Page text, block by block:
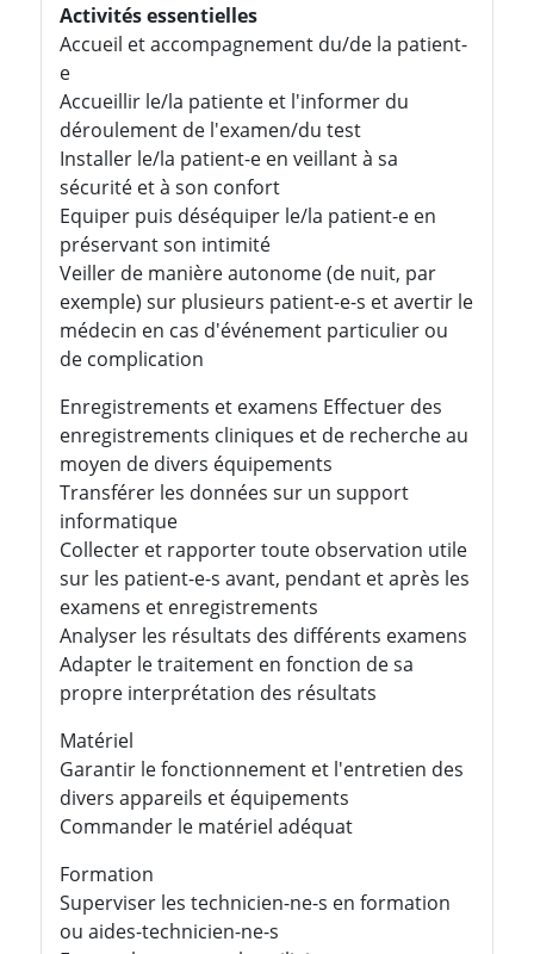
Activités essentielles
Accueil et accompagnement du/de la patient-
e
Accueillir le/la patiente et l'informer du
déroulement de l'examen/du test
Installer le/la patient-e en veillant à sa
sécurité et à son confort
Equiper puis déséquiper le/la patient-e en
préservant son intimité
Veiller de manière autonome (de nuit, par
exemple) sur plusieurs patient-e-s et avertir le
médecin en cas d'événement particulier ou
de complication
Enregistrements et examens Effectuer des
enregistrements cliniques et de recherche au
moyen de divers équipements
Transférer les données sur un support
informatique
Collecter et rapporter toute observation utile
sur les patient-e-s avant, pendant et après les
examens et enregistrements
Analyser les résultats des différents examens
Adapter le traitement en fonction de sa
propre interprétation des résultats
Matériel
Garantir le fonctionnement et l'entretien des
divers appareils et équipements
Commander le matériel adéquat
Formation
Superviser les technicien-ne-s en formation
ou aides-technicien-ne-s